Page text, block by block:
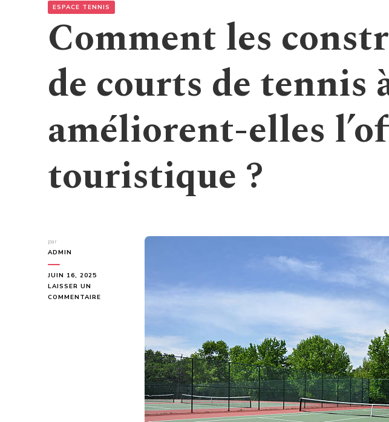
ESPACE TENNIS
Comment les
de courts de tennis
améliorent-elles
touristique ?
par
ADMIN
JUIN 16, 2025
LAISSER UN
COMMENTAIRE
AMÉLIORENT-